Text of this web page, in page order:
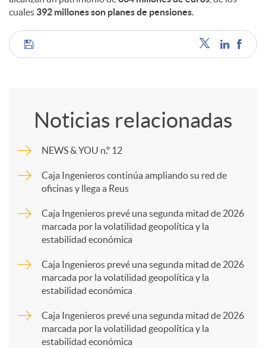
cuales 392 millones son planes de pensiones.
C
m
p
a
Noticias relacionadas
NEWS & YOU n.º 12
Caja Ingenieros continúa ampliando su red de
oficinas y llega a Reus
Caja Ingenieros prevé una segunda mitad de 2026
marcada por la volatilidad geopolítica y la
estabilidad económica
Caja Ingenieros prevé una segunda mitad de 2026
marcada por la volatilidad geopolítica y la
estabilidad económica
Caja Ingenieros prevé una segunda mitad de 2026
marcada por la volatilidad geopolítica y la
estabilidad económica